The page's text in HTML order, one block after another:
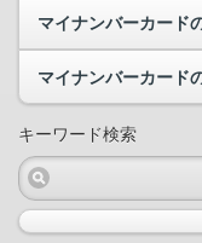
キーワード検索